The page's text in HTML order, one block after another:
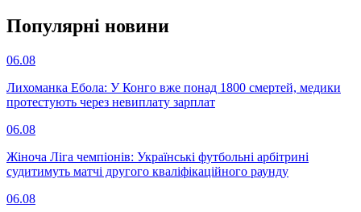
Популярнi новини
06.08
Лихоманка Ебола: У Конго вже понад 1800 смертей, медики
протестують через невиплату зарплат
06.08
Жіноча Ліга чемпіонів: Українські футбольні арбітрині
судитимуть матчі другого кваліфікаційного раунду
06.08